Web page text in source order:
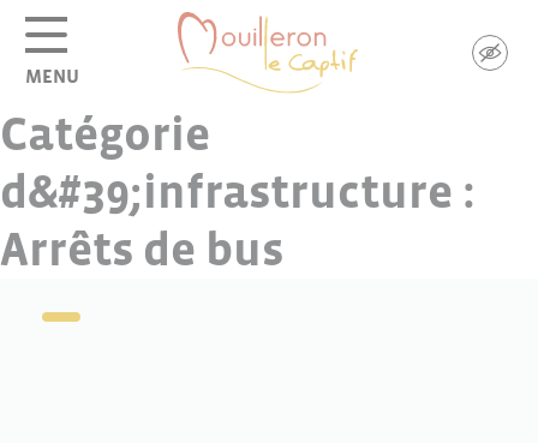
MENU
Catégorie
d&#39;infrastructure :
Arrêts de bus
Panneau de gestion des cookies